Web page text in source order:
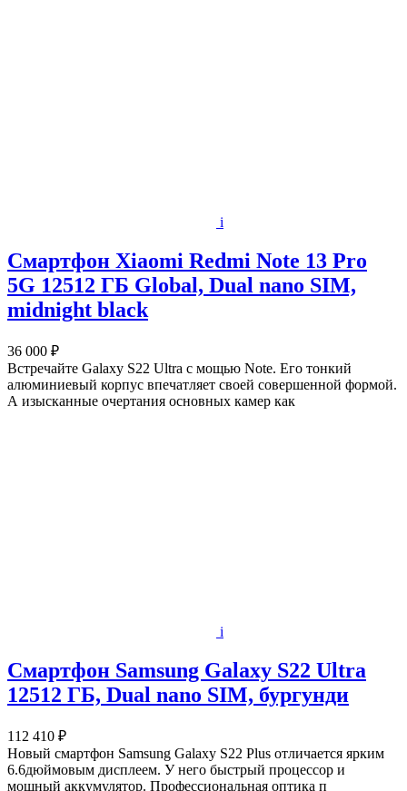
i
Смартфон Xiaomi Redmi Note 13 Pro
5G 12512 ГБ Global, Dual nano SIM,
midnight black
36 000 ₽
Встречайте Galaxy S22 Ultra с мощью Note. Его тонкий
алюминиевый корпус впечатляет своей совершенной формой.
А изысканные очертания основных камер как
i
Смартфон Samsung Galaxy S22 Ultra
12512 ГБ, Dual nano SIM, бургунди
112 410 ₽
Новый смартфон Samsung Galaxy S22 Plus отличается ярким
6.6дюймовым дисплеем. У него быстрый процессор и
мощный аккумулятор. Профессиональная оптика п